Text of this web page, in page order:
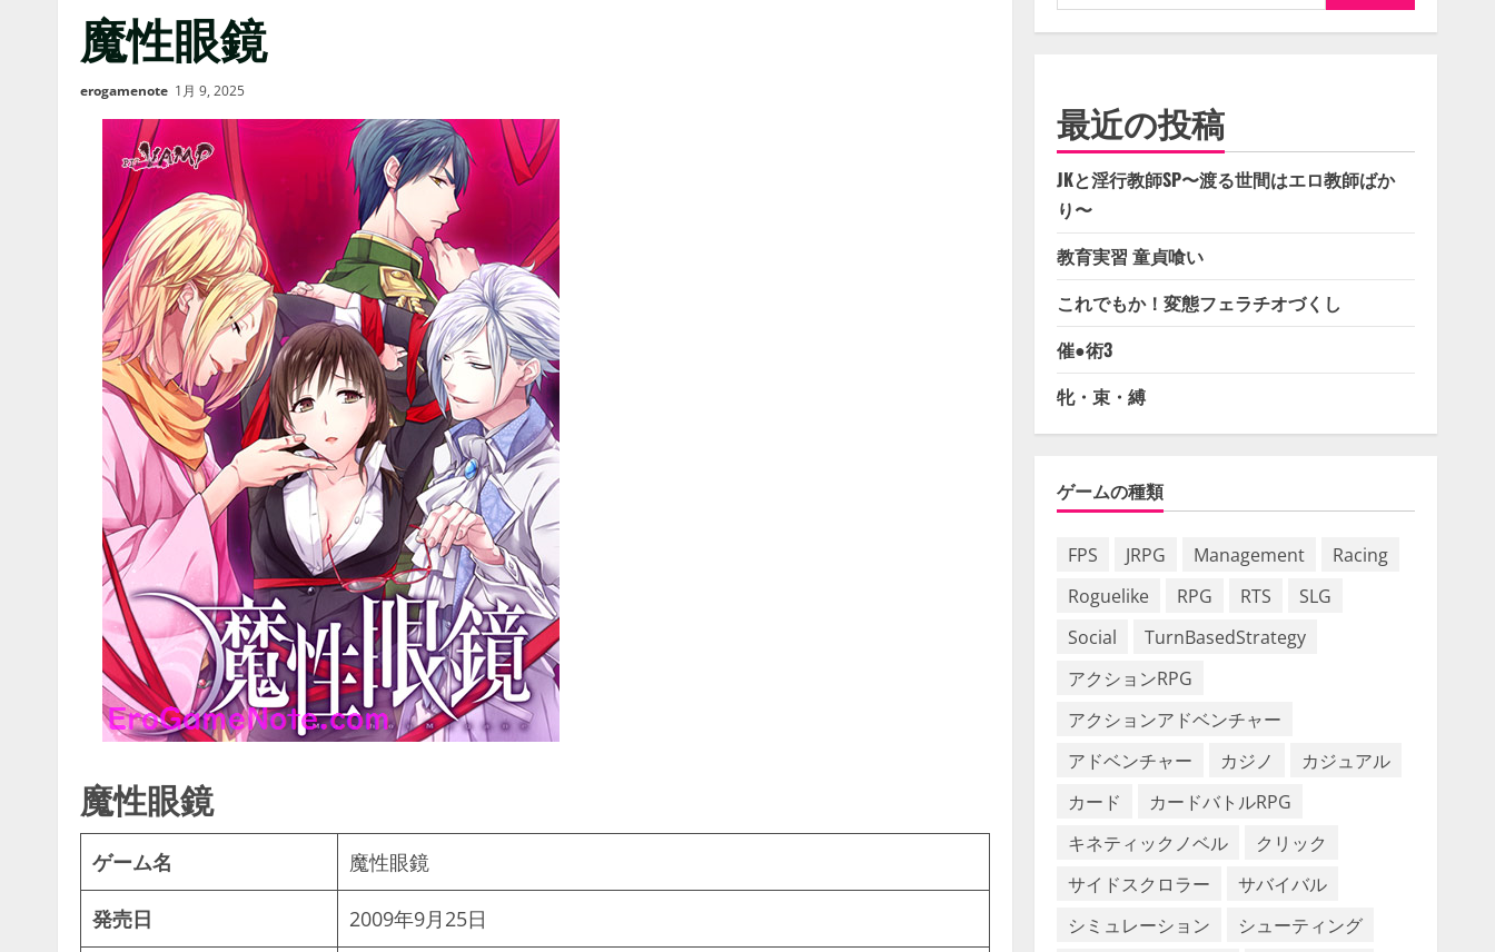
魔性眼鏡
erogamenote 1月 9, 2025
魔性眼鏡
ゲーム名 魔性眼鏡
発売日 2009年9月25日
索:
最近の投稿
JKと淫行教師SP〜渡る世間はエロ教師ばか
り〜
教育実習 童貞喰い
これでもか！変態フェラチオづくし
催●術3
牝・束・縛
ゲームの種類
FPS JRPG Management
Racing
Roguelike
RPG RTS
SLG
Social
TurnBasedStrategy
アクションRPG
アクションアドベンチャー
アドベンチャー
カジノ
カジュアル
カード
カードバトルRPG
キネティックノベル
クリック
サイドスクロラー
サバイバル
シミュレーション
シューティング